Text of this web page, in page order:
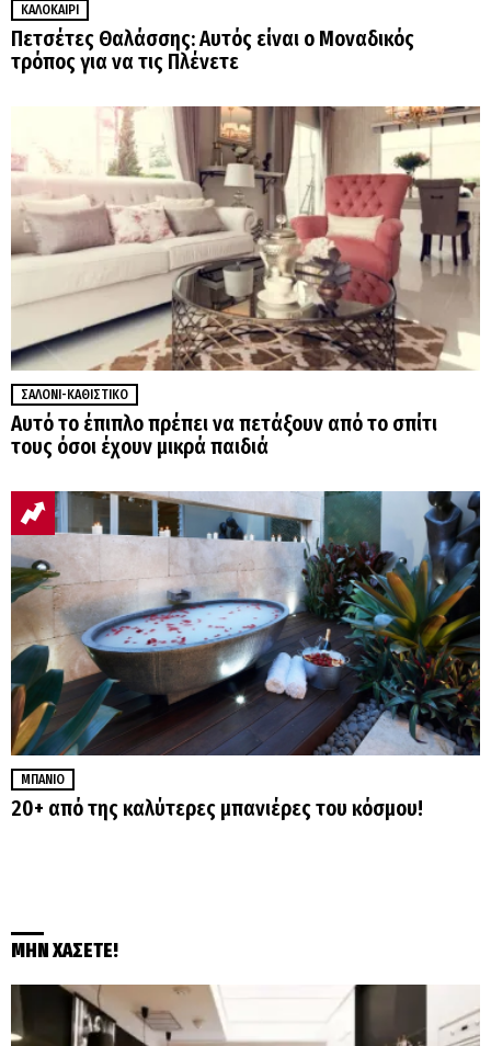
ΚΑΛΟΚΑΊΡΙ
Πετσέτες Θαλάσσης: Αυτός είναι ο Μοναδικός
τρόπος για να τις Πλένετε
ΣΑΛΌΝΙ-ΚΑΘΙΣΤΙΚΌ
Αυτό το έπιπλο πρέπει να πετάξουν από το σπίτι
τους όσοι έχουν μικρά παιδιά
ΜΠΆΝΙΟ
20+ από της καλύτερες μπανιέρες του κόσμου!
ΜΗΝ ΧΑΣΕΤΕ!